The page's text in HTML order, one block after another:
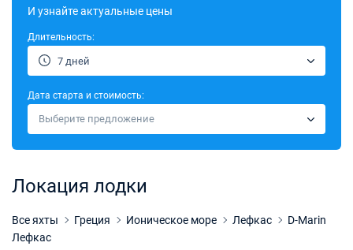
10/10/2026 - 17/10/2026
17/10/2026 - 24/10/2026 €2156
24/10/2026 - 31/10/2026
Забронировать
31/10/2026 - 07/11/2026
Забронировать
И узнайте актуальные цены
Длительность:
7 дней
Дата старта и стоимость:
Выберите предложение
Локация лодки
Все яхты Греция Ионическое море Лефкас
D-Marin
Лефкас